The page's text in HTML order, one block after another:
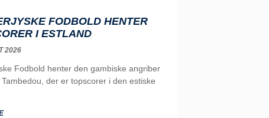
FODBOLD HENTER
I ESTLAND
2026
Fodbold henter den gambiske angriber
der er topscorer i den estiske